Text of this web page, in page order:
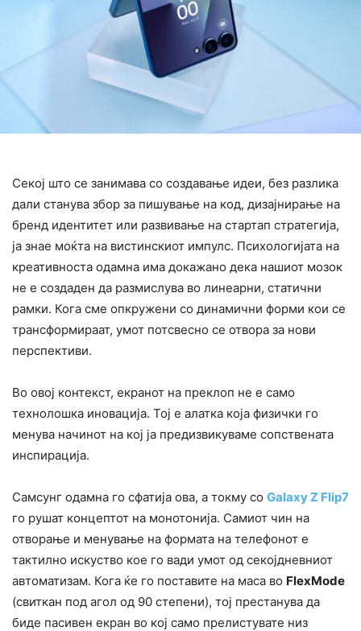
Секој што се занимава со создавање идеи, без разлика
дали станува збор за пишување на код, дизајнирање на
бренд идентитет или развивање на стартап стратегија,
ја знае моќта на вистинскиот импулс. Психологијата на
креативноста одамна има докажано дека нашиот мозок
не е создаден да размислува во линеарни, статични
рамки. Кога сме опкружени со динамични форми кои се
трансформираат, умот потсвесно се отвора за нови
перспективи.
Во овој контекст, екранот на преклоп не е само
технолошка иновација. Тој е алатка која физички го
менува начинот на кој ја предизвикуваме сопствената
инспирација.
Самсунг одамна го сфатија ова, а токму со Galaxy Z Flip7
го рушат концептот на монотонија. Самиот чин на
отворање и менување на формата на телефонот е
тактилно искуство кое го вади умот од секојдневниот
автоматизам. Кога ќе го поставите на маса во FlexMode
(свиткан под агол од 90 степени), тој престанува да
биде пасивен екран во кој само прелистувате низ